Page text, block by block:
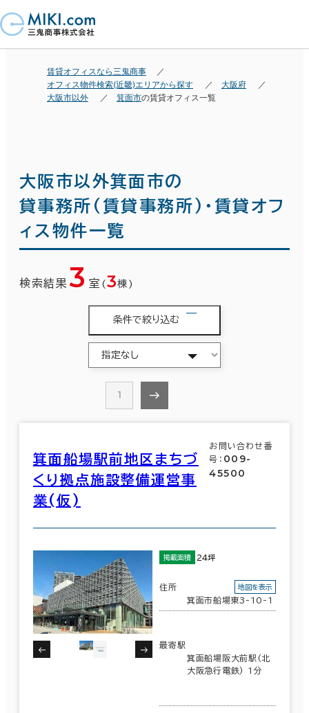
賃貸オフィスなら三鬼商事
オフィス物件検索(近畿)エリアから探す
大阪府
大阪市以外
箕面市の賃貸オフィス一覧
大阪市以外箕面市の
貸事務所(賃貸事務所)・賃貸オフ
ィス物件一覧
検索結果 3 室 (3棟)
条件で絞り込む
1
箕面船場駅前地区まちづ
くり拠点施設整備運営事
業(仮)
お問い合わせ番
号： 009-
45500
掲載面積 24坪
住所
箕面市船場東3-10-1
地図を表示
最寄駅
箕面船場阪大前駅(北
大阪急行電鉄) 1分